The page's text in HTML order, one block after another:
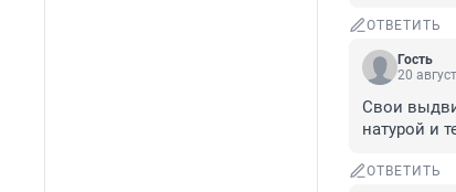
ОТВЕТИТЬ
Гость
20
Свои
натурой и
ОТВЕТИТЬ